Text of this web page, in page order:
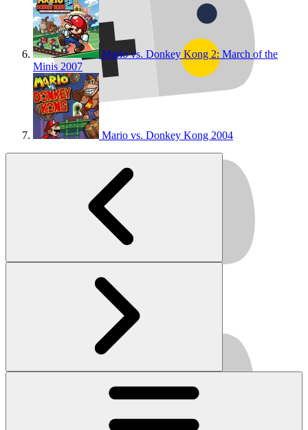
Mario vs. Donkey Kong 2: March of the
Minis 2007
Mario vs. Donkey Kong 2004